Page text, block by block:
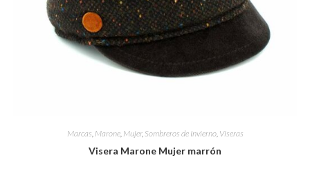
Marcas, Marone, Mujer, Sombreros de Invierno, Viseras
Visera Marone Mujer marrón